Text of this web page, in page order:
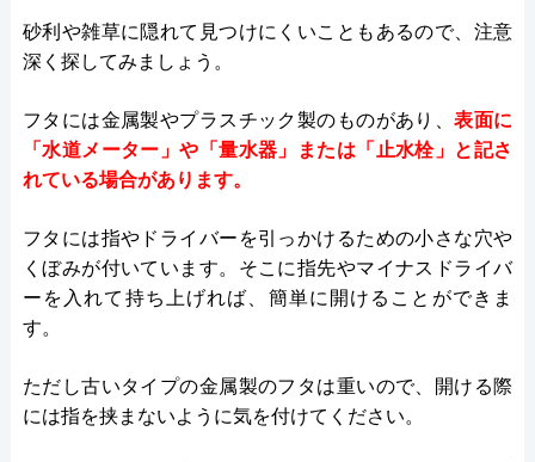
砂利や雑草に隠れて見つけにくいこともあるので、注意
深く探してみましょう。
フタには金属製やプラスチック製のものがあり、表面に
「水道メーター」や「量水器」または「止水栓」と記さ
れている場合があります。
フタには指やドライバーを引っかけるための小さな穴や
くぼみが付いています。そこに指先やマイナスドライバ
ーを入れて持ち上げれば、簡単に開けることができま
す。
ただし古いタイプの金属製のフタは重いので、開ける際
には指を挟まないように気を付けてください。